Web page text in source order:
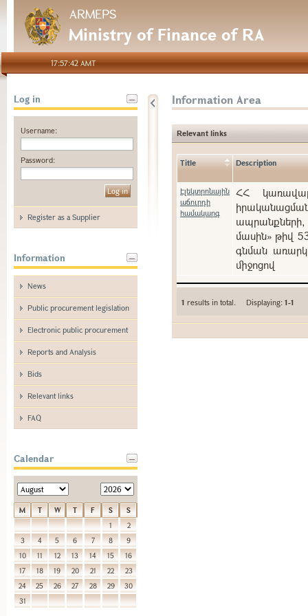
ARMEPS
Ministry of Finance of RA
17:57:42 AMT
Log in
Username:
Password:
Register as a Supplier
Information
News
Public procurement legislation
Electronic public procurement
Reports and Analysis
Bids
Relevant links
FAQ
Calendar
M T W T F S
S
1
2
3
4 5 6 7 8
9
10
11 12 13 14 15
16
17
18 19 20 21 22
23
24
25 26 27 28 29
30
31
Information Area
Relevant links
Title Description
Էլեկտրոնային
աճուրդի
համակարգ
ՀՀ
ապրանքների,
մասին» թիվ
գնման
միջոցով
1 results in total. Displaying:1-1